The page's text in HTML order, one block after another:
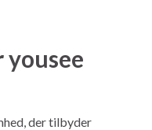
der tilbyder